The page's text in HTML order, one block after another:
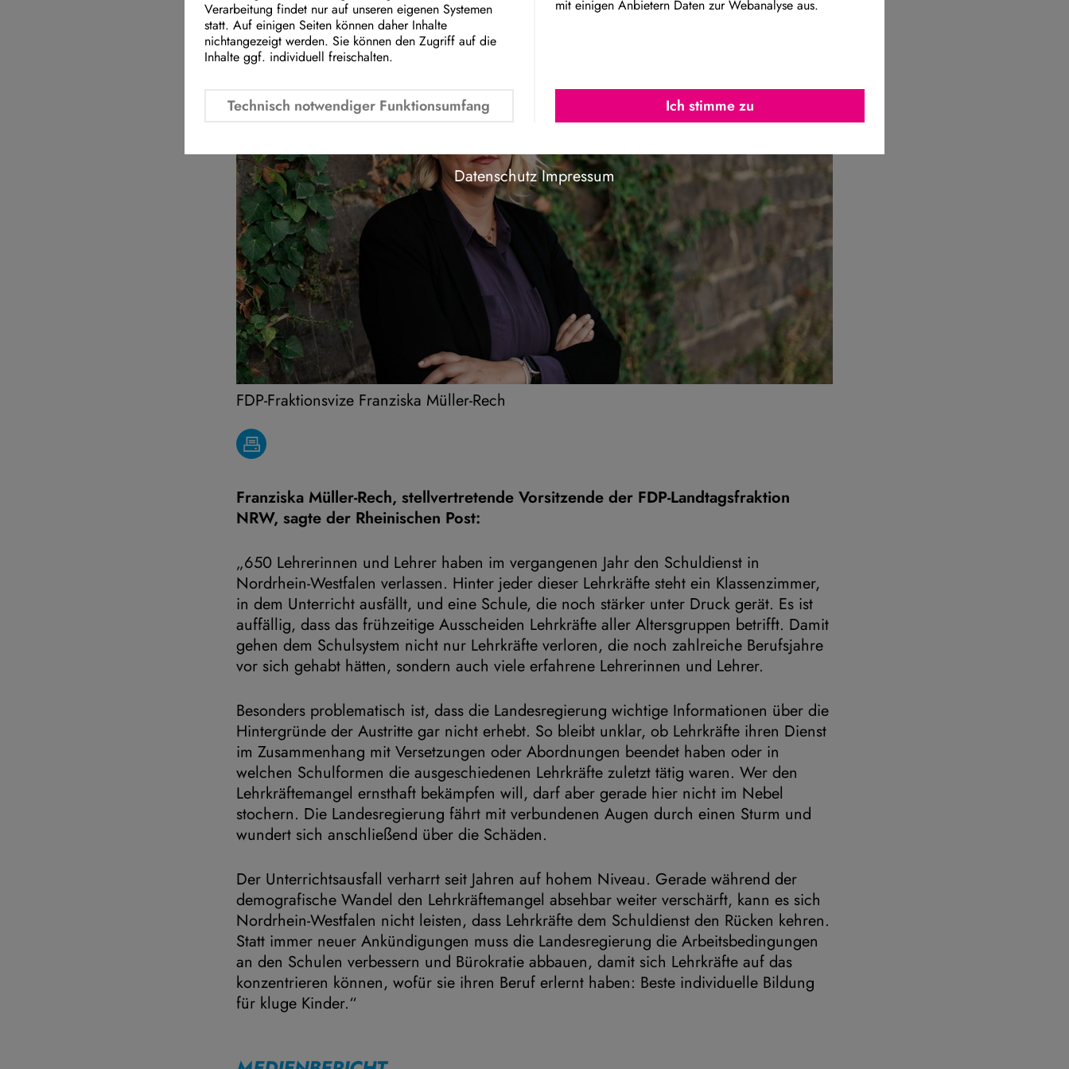
Beamtenstatus ab.
FDP-Fraktionsvize Franziska Müller-Rech
Franziska Müller-Rech, stellvertretende Vorsitzende der FDP-Landtagsfraktion
NRW, sagte der Rheinischen Post:
„650 Lehrerinnen und Lehrer haben im vergangenen Jahr den Schuldienst in
Nordrhein-Westfalen verlassen. Hinter jeder dieser Lehrkräfte steht ein Klassenzimmer,
in dem Unterricht ausfällt, und eine Schule, die noch stärker unter Druck gerät. Es ist
auffällig, dass das frühzeitige Ausscheiden Lehrkräfte aller Altersgruppen betrifft. Damit
gehen dem Schulsystem nicht nur Lehrkräfte verloren, die noch zahlreiche Berufsjahre
vor sich gehabt hätten, sondern auch viele erfahrene Lehrerinnen und Lehrer.
Besonders problematisch ist, dass die Landesregierung wichtige Informationen über die
Hintergründe der Austritte gar nicht erhebt. So bleibt unklar, ob Lehrkräfte ihren Dienst
im Zusammenhang mit Versetzungen oder Abordnungen beendet haben oder in
welchen Schulformen die ausgeschiedenen Lehrkräfte zuletzt tätig waren. Wer den
Lehrkräftemangel ernsthaft bekämpfen will, darf aber gerade hier nicht im Nebel
stochern. Die Landesregierung fährt mit verbundenen Augen durch einen Sturm und
wundert sich anschließend über die Schäden.
Der Unterrichtsausfall verharrt seit Jahren auf hohem Niveau. Gerade während der
demografische Wandel den Lehrkräftemangel absehbar weiter verschärft, kann es sich
Nordrhein-Westfalen nicht leisten, dass Lehrkräfte dem Schuldienst den Rücken kehren.
Statt immer neuer Ankündigungen muss die Landesregierung die Arbeitsbedingungen
an den Schulen verbessern und Bürokratie abbauen, damit sich Lehrkräfte auf das
konzentrieren können, wofür sie ihren Beruf erlernt haben: Beste individuelle Bildung
für kluge Kinder.“
Verarbeitung findet nur auf unseren eigenen Systemen
statt. Auf einigen Seiten können daher Inhalte
nichtangezeigt werden. Sie können den Zugriff auf die
Inhalte ggf. individuell freischalten.
Technisch notwendiger Funktionsumfang
mit einigen Anbietern Daten zur Webanalyse aus.
Google Maps Embed
Ich stimme zu
Datenschutz Impressum